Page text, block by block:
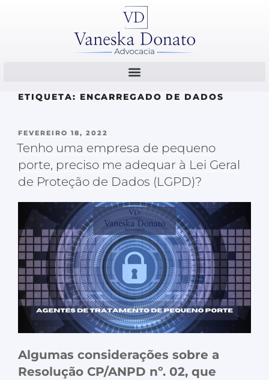
ETIQUETA: ENCARREGADO DE DADOS
FEVEREIRO 18, 2022
Tenho uma empresa de pequeno
porte, preciso me adequar à Lei Geral
de Proteção de Dados (LGPD)?
Algumas considerações sobre a
Resolução CP/ANPD nº. 02, que